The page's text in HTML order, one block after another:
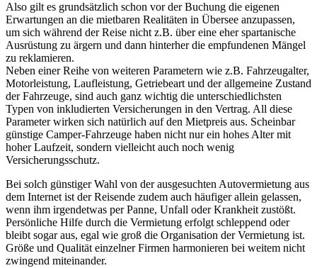
Also gilt es grundsätzlich schon vor der Buchung die eigenen
Erwartungen an die mietbaren Realitäten in Übersee anzupassen,
um sich während der Reise nicht z.B. über eine eher spartanische
Ausrüstung zu ärgern und dann hinterher die empfundenen Mängel
zu reklamieren.
Neben einer Reihe von weiteren Parametern wie z.B. Fahrzeugalter,
Motorleistung, Laufleistung, Getriebeart und der allgemeine Zustand
der Fahrzeuge, sind auch ganz wichtig die unterschiedlichsten
Typen von inkludierten Versicherungen in den Vertrag. All diese
Parameter wirken sich natürlich auf den Mietpreis aus. Scheinbar
günstige Camper-Fahrzeuge haben nicht nur ein hohes Alter mit
hoher Laufzeit, sondern vielleicht auch noch wenig
Versicherungsschutz.
Bei solch günstiger Wahl von der ausgesuchten Autovermietung aus
dem Internet ist der Reisende zudem auch häufiger allein gelassen,
wenn ihm irgendetwas per Panne, Unfall oder Krankheit zustößt.
Persönliche Hilfe durch die Vermietung erfolgt schleppend oder
bleibt sogar aus, egal wie groß die Organisation der Vermietung ist.
Größe und Qualität einzelner Firmen harmonieren bei weitem nicht
zwingend miteinander.